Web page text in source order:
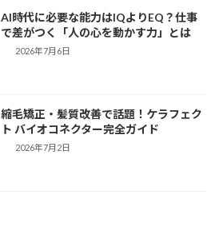
AI時代に必要な能力はIQよりEQ？仕事
で差がつく「人の心を動かす力」とは
2026年7月6日
縮毛矯正・髪質改善で話題！ケラフェク
ト バイオコネクター完全ガイド
2026年7月2日